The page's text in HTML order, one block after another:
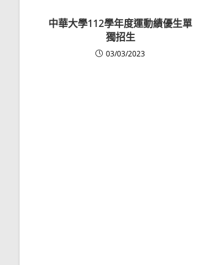
中華大學112學年度運動績優生單
獨招生
03/03/2023